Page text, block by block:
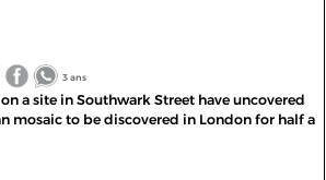
3 ans
a site in Southwark Street have uncovered
mosaic to be discovered in London for half a